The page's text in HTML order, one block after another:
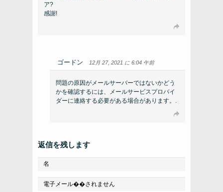
ア?
感謝!
ゴードン 12月 27, 2021 に 6:04 午前
問題の原因がメールサーバーではないかどう
かを確認するには、メールサービスプロバイ
ダーに連絡する必要がある場合があります。.
返信を残します